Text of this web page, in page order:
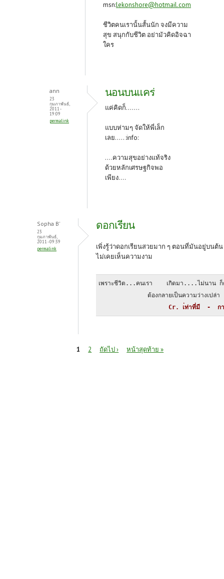
msn:lekonshore@hotmail.com
ชีวิตคนเรานั้นสั้นนัก จงมีความ
สุข สนุกกับชีวิต อย่ามัวคิดอิจฉา
ใคร
ann
23
กุมภาพันธ์,
2011 -
19:09
permalink
นอนบนแคร่
แค่คิดก็.......
แบบห่ามๆ จัดให้พี่เล็ก
เลย..... :info:
....ความสุขอย่างแท้จริง
ด้วยหลักเศรษฐกิจพอ
เพียง....
Sopha B'
23
กุมภาพันธ์,
2011 - 09:39
permalink
ดอกเรียน
เพิ่งรู้ว่าดอกเรียนสวยมาก ๆ ตอนที่มันอยู่บนต้
ไม่เคยเห็นความงาม
เพราะชีวิต...คนเรา    เกิดมา....ไม่นาน ก็
ต้องกลายเป็นความว่างเ
Cr. เ่ท่าที่มี  -  กา
1 2 ถัดไป › หน้าสุดท้าย »